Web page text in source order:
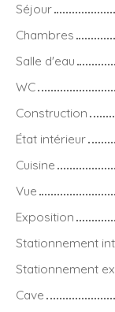
Séjour
Chambres
Salle d'eau
WC
Construction
État intérieur
Cuisine
Vue
Exposition
Stationnement
Stationnement
Cave